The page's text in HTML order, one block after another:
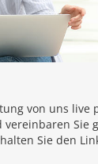
von uns live
vereinbaren Sie
Sie den